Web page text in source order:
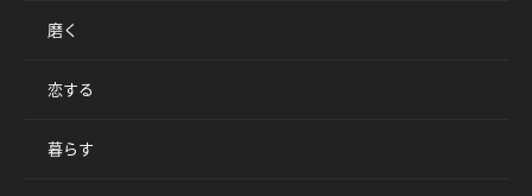
磨く
恋する
暮らす